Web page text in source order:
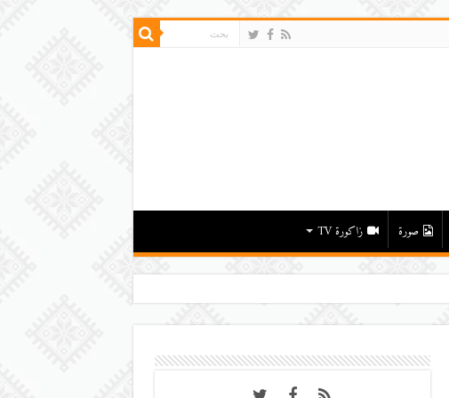
صورة زاكورة TV